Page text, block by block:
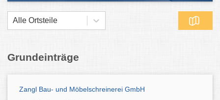
Alle Ortsteile
Grundeinträge
Zangl Bau- und Möbelschreinerei GmbH